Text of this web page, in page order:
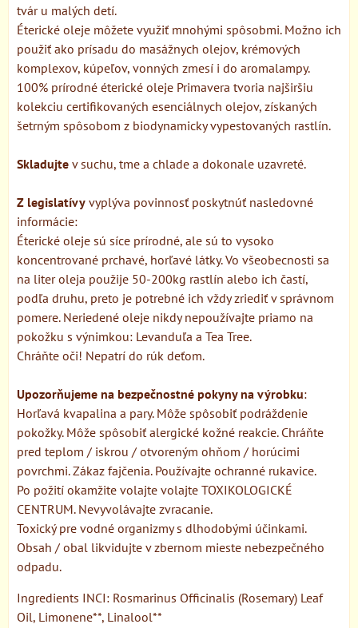
tvár u malých detí.
Éterické oleje môžete využiť mnohými spôsobmi. Možno ich
použiť ako prísadu do masážnych olejov, krémových
komplexov, kúpeľov, vonných zmesí i do aromalampy.
100% prírodné éterické oleje Primavera tvoria najširšiu
kolekciu certifikovaných esenciálnych olejov, získaných
šetrným spôsobom z biodynamicky vypestovaných rastlín.
Skladujte v suchu, tme a chlade a dokonale uzavreté.
Z legislatívy vyplýva povinnosť poskytnúť nasledovné
informácie:
Éterické oleje sú síce prírodné, ale sú to vysoko
koncentrované prchavé, horľavé látky. Vo všeobecnosti sa
na liter oleja použije 50-200kg rastlín alebo ich častí,
podľa druhu, preto je potrebné ich vždy zriediť v správnom
pomere. Neriedené oleje nikdy nepoužívajte priamo na
pokožku s výnimkou: Levanduľa a Tea Tree.
Chráňte oči! Nepatrí do rúk deťom.
Upozorňujeme na bezpečnostné pokyny na výrobku:
Horľavá kvapalina a pary. Môže spôsobiť podráždenie
pokožky. Môže spôsobiť alergické kožné reakcie. Chráňte
pred teplom / iskrou / otvoreným ohňom / horúcimi
povrchmi. Zákaz fajčenia. Používajte ochranné rukavice.
Po požití okamžite volajte volajte TOXIKOLOGICKÉ
CENTRUM. Nevyvolávajte zvracanie.
Toxický pre vodné organizmy s dlhodobými účinkami.
Obsah / obal likvidujte v zbernom mieste nebezpečného
odpadu.
Ingredients INCI: Rosmarinus Officinalis (Rosemary) Leaf
Oil, Limonene**, Linalool**